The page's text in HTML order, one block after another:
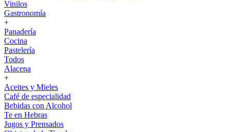
Vinilos
Gastronomía
+
Panadería
Cocina
Pastelería
Todos
Alacena
+
Aceites y Mieles
Café de especialidad
Bebidas con Alcohol
Te en Hebras
Jugos y Prensados